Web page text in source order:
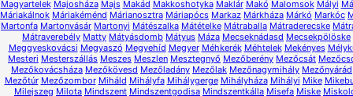
Magyartelek Majosháza Majs Makád Makkoshotyka Maklár Makó Malomsok Mályi
Máriakálnok Máriakéménd Márianosztra Máriapócs Markaz Márkháza Márkó Markóc
Martonfa Martonvásár Martonyi Mátészalka Mátételke Mátraballa Mátraderecske
Mátraverebély Matty Mátyásdomb Mátyus Máza Mecseknádasd Mecsekpölöske
Meggyeskovácsi Megyaszó Megyehíd Megyer Méhkerék Méhtelek Mekényes
Mesteri Mesterszállás Meszes Meszlen Mesztegnyő Mezőberény Mezőcsát
Mezőkovácsháza Mezőkövesd Mezőladány Mezőlak Mezőnagymihály Mezőnyárád
Mezőtúr Mezőzombor Miháld Mihályfa Mihálygerge Mihályháza Mihályi Mike
Milejszeg Milota Mindszent Mindszentgodisa Mindszentkálla Misefa Miske